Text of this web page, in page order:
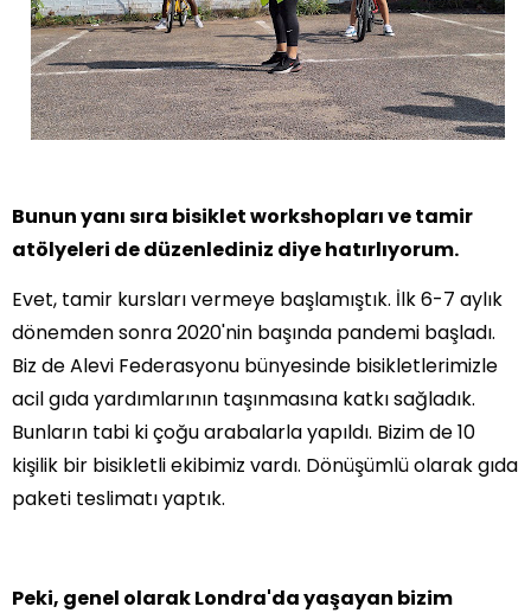
Bunun yanı sıra bisiklet workshopları ve tamir
atölyeleri de düzenlediniz diye hatırlıyorum.
Evet, tamir kursları vermeye başlamıştık. İlk 6-7 aylık
dönemden sonra 2020'nin başında pandemi başladı.
Biz de Alevi Federasyonu bünyesinde bisikletlerimizle
acil gıda yardımlarının taşınmasına katkı sağladık.
Bunların tabi ki çoğu arabalarla yapıldı. Bizim de 10
kişilik bir bisikletli ekibimiz vardı. Dönüşümlü olarak gıda
paketi teslimatı yaptık.
Peki, genel olarak Londra'da yaşayan bizim